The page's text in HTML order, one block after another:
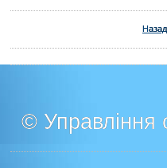
Назад
© Управління